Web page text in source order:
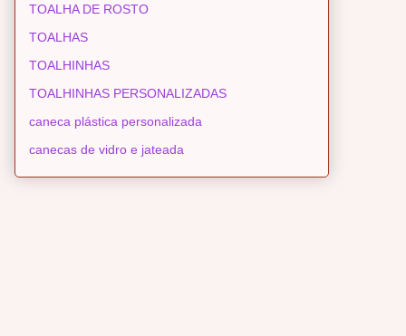
TOALHA DE ROSTO
TOALHAS
TOALHINHAS
TOALHINHAS PERSONALIZADAS
caneca plástica personalizada
canecas de vidro e jateada